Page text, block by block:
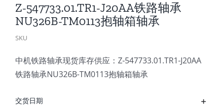
Z-547733.01.TR1-J20AA铁路轴承
NU326B-TM0113抱轴箱轴承
SKU
中机铁路轴承现货库存供应：Z-547733.01.TR1-J20AA
铁路轴承NU326B-TM0113抱轴箱轴承
交货日期